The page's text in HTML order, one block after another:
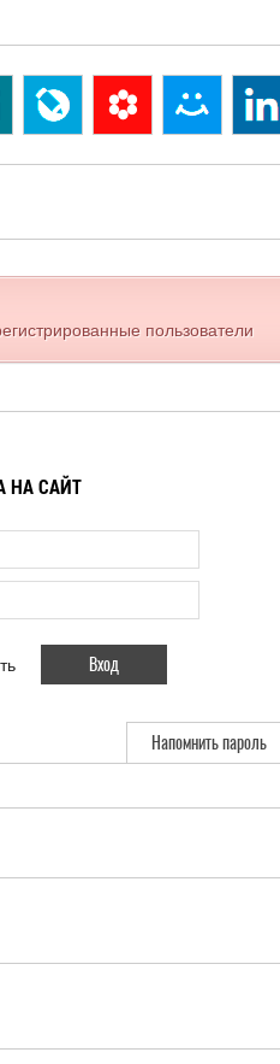
пользователи
НА САЙТ
Напомнить пароль